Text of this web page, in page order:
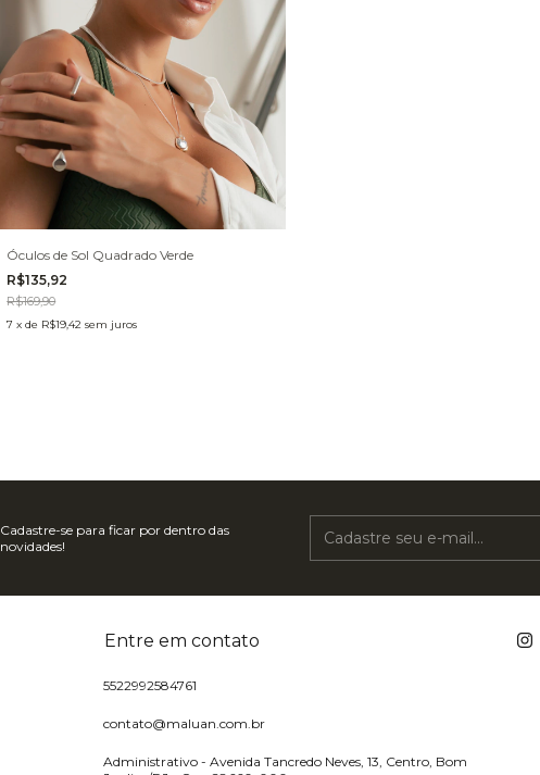
Óculos de Sol Quadrado Verde
R$135,92
R$169,90
7 xde R$19,42 sem juros
Cadastre-se para ficar por dentro das
novidades!
Entre em contato
5522992584761
contato@maluan.com.br
Administrativo - Avenida Tancredo Neves, 13, Centro, Bom